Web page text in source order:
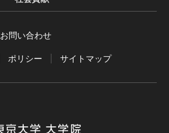
お問い合わせ
ポリシー サイトマップ